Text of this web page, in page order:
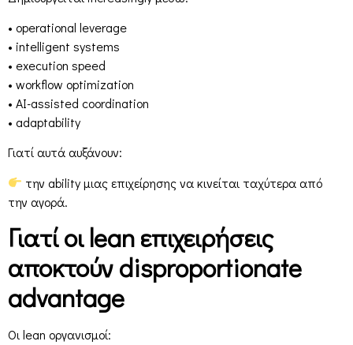
• operational leverage
• intelligent systems
• execution speed
• workflow optimization
• AI-assisted coordination
• adaptability
Γιατί αυτά αυξάνουν:
την ability μιας επιχείρησης να κινείται ταχύτερα από
την αγορά.
Γιατί οι lean επιχειρήσεις
αποκτούν disproportionate
advantage
Οι lean οργανισμοί: